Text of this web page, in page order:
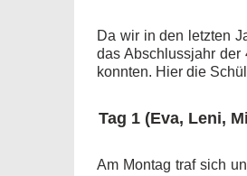
Da wir in den letzten
das Abschlussjahr
konnten. Hier die
Tag 1 (Eva, Leni,
Am Montag traf sich